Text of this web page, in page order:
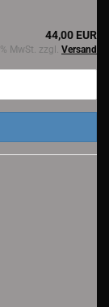
44,00 EUR
MwSt. zzgl. Versand